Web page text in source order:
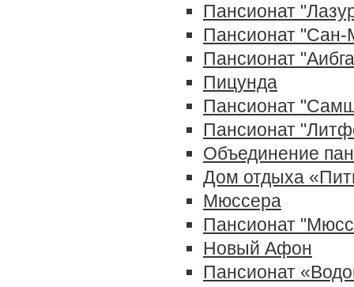
Пансионат
Пансионат
Пансионат
Пицунда
Пансионат
Пансионат
Объединение
Дом отдыха
Мюссера
Пaнcиoнат
Новый Афон
Пансионат